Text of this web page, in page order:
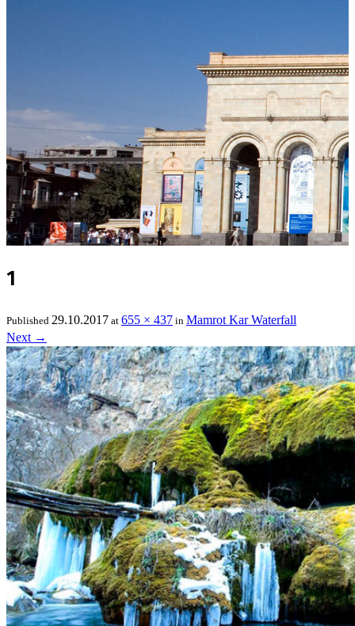
1
Published 29.10.2017 at 655 × 437 in Mamrot Kar Waterfall
Next →